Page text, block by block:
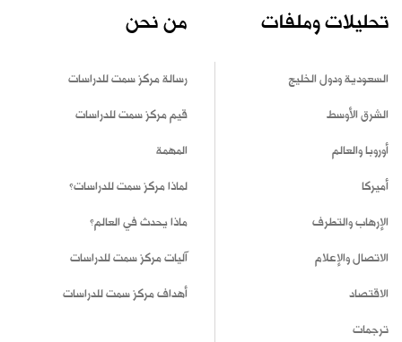
تحليلات وملفات
السعودية ودول الخليج
الشرق الأوسط
أوروبا والعالم
أميركا
الإرهاب والتطرف
الاتصال والإعلام
الاقتصاد
ترجمات
من نحن
رسالة مركز سمت للدراسات
قيم مركز سمت للدراسات
المهمة
لماذا مركز سمت للدراسات؟
ماذا يحدث في العالم؟
آليات مركز سمت للدراسات
أهداف مركز سمت للدراسات